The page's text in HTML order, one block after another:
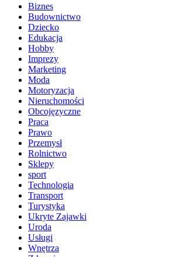
Biznes
Budownictwo
Dziecko
Edukacja
Hobby
Imprezy
Marketing
Moda
Motoryzacja
Nieruchomości
Obcojęzyczne
Praca
Prawo
Przemysł
Rolnictwo
Sklepy
sport
Technologia
Transport
Turystyka
Ukryte Zajawki
Uroda
Usługi
Wnętrza